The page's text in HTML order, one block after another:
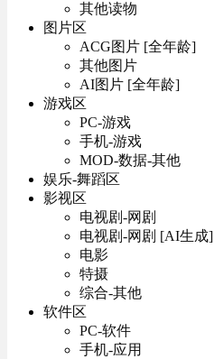
其他读物
图片区
ACG图片 [全年龄]
其他图片
AI图片 [全年龄]
游戏区
PC-游戏
手机-游戏
MOD-数据-其他
娱乐-舞蹈区
影视区
电视剧-网剧
电视剧-网剧 [AI生成]
电影
特摄
综合-其他
软件区
PC-软件
手机-应用